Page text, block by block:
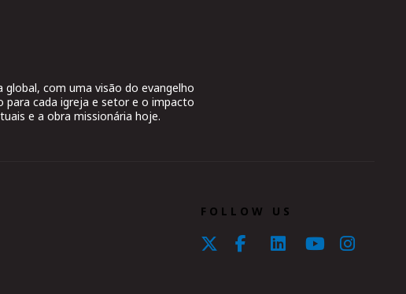
com uma visão do evangelho
para cada igreja e setor e o impacto
e a obra missionária hoje.
FOLLOW US